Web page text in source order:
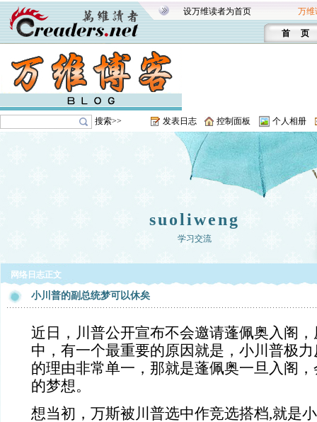
设万维读者为首页 万维
首 页
搜索>> 发表日志 控制面板 个人相册
suoliweng
学习交流
网络日志正文
小川普的副总统梦可以休矣
近日，川普公开宣布不会邀请蓬佩奥入阁
中，有一个最重要的原因就是，小川普极
的理由非常单一，那就是蓬佩奥一旦入阁
的梦想。
想当初，万斯被川普选中作竞选搭档,就是